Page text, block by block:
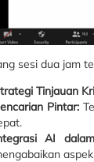
sesi dua jam
Tinjauan
Pintar:
AI